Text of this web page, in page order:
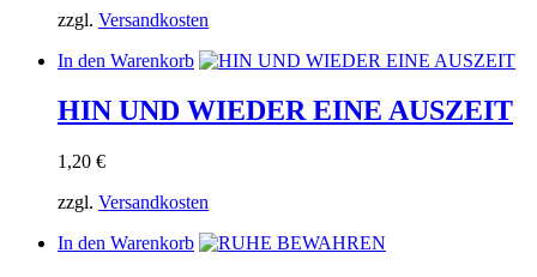
zzgl. Versandkosten
In den Warenkorb
HIN UND WIEDER EINE AUSZEIT
1,20 €
zzgl. Versandkosten
In den Warenkorb